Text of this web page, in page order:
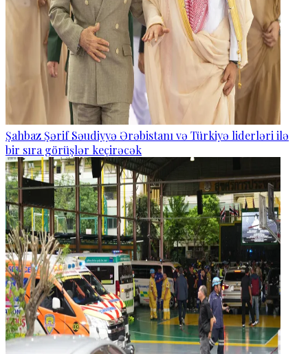
Şahbaz Şərif Səudiyyə Ərəbistanı və Türkiyə liderləri ilə
bir sıra görüşlər keçirəcək